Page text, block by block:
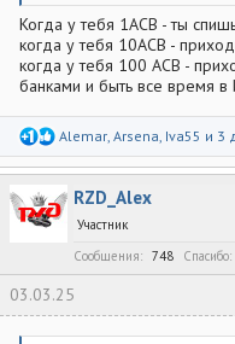
Когда у тебя 1АСВ - ты
когда у тебя 10АСВ -
когда у тебя 100 АСВ -
банками и быть все время
Р
а
ц
и
Alemar, Arsena, Iva55 и 3
RZD_Alex
Участник
Сообщения
748 Спасибо
03.03.25